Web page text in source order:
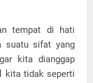
tempat di hati
suatu sifat yang
kita dianggap
kita tidak seperti